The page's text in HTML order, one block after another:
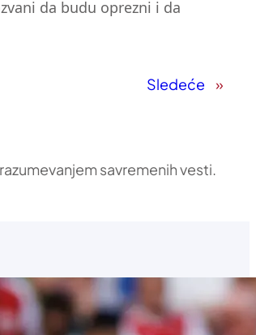
da budu oprezni i da
Sledeće »
savremenih vesti.